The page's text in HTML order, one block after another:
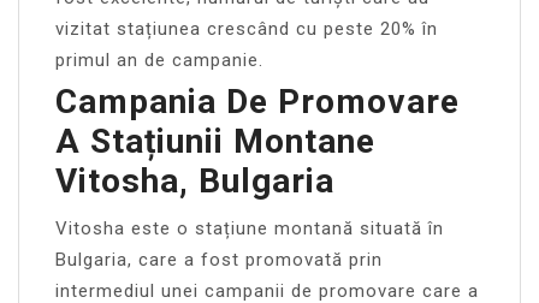
vizitat stațiunea crescând cu peste 20% în
primul an de campanie.
Campania De Promovare
A Stațiunii Montane
Vitosha, Bulgaria
Vitosha este o stațiune montană situată în
Bulgaria, care a fost promovată prin
intermediul unei campanii de promovare care a